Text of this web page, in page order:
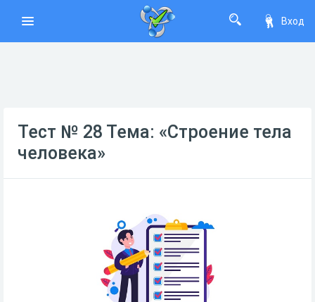
Вход
Тест № 28 Тема: «Строение тела
человека»